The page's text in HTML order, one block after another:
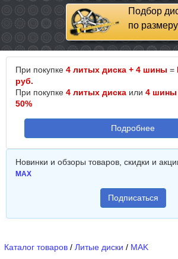
Подбор
по размеру
При покупке 4 литых диска + 4 шины =
руб.
При покупке 4 литых диска или 4 шины
50%
Подробнее
Новинки и обзоры товаров, скидки и
MAX
Подписаться
Каталог товаров / Литые диски / MAK